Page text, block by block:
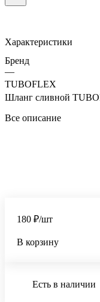
Характеристики
Бренд
—
TUBOFLEX
Шланг сливной
Все описание
180 ₽/шт
В корзину
Есть в наличии